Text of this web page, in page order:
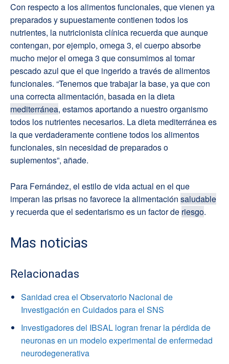
Con respecto a los alimentos funcionales, que vienen ya
preparados y supuestamente contienen todos los
nutrientes, la nutricionista clínica recuerda que aunque
contengan, por ejemplo, omega 3, el cuerpo absorbe
mucho mejor el omega 3 que consumimos al tomar
pescado azul que el que ingerido a través de alimentos
funcionales. “Tenemos que trabajar la base, ya que con
una correcta alimentación, basada en la dieta
mediterránea, estamos aportando a nuestro organismo
todos los nutrientes necesarios. La dieta mediterránea es
la que verdaderamente contiene todos los alimentos
funcionales, sin necesidad de preparados o
suplementos”, añade.
Para Fernández, el estilo de vida actual en el que
imperan las prisas no favorece la alimentación saludable
y recuerda que el sedentarismo es un factor de riesgo.
Mas noticias
Relacionadas
Sanidad crea el Observatorio Nacional de
Investigación en Cuidados para el SNS
Investigadores del IBSAL logran frenar la pérdida de
neuronas en un modelo experimental de enfermedad
neurodegenerativa